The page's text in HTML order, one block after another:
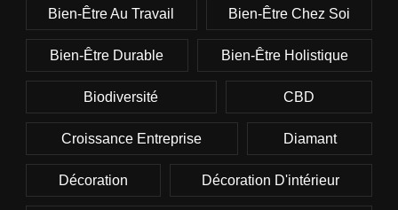
Bien-Être Au Travail Bien-Être Chez Soi
Bien-Être Durable Bien-Être Holistique
Biodiversité CBD
Croissance Entreprise Diamant
Décoration Décoration D'intérieur